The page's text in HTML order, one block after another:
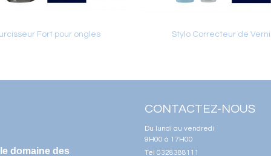
Fort pour ongles Stylo Correcteur de
domaine des
CONTACTEZ-NOUS
Du lundi au vendredi
9H00 à 17H00
Tel 0328388111